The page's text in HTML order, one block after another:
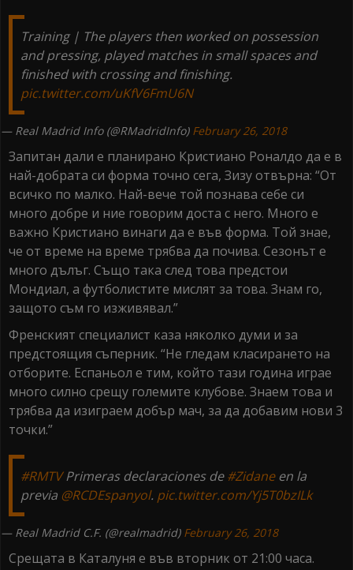
Training | The players then worked on possession
and pressing, played matches in small spaces and
finished with crossing and finishing.
pic.twitter.com/uKfV6FmU6N
— Real Madrid Info (@RMadridInfo) February 26, 2018
Запитан дали е планирано Кристиано Роналдо да е в
най-добрата си форма точно сега, Зизу отвърна: “От
всичко по малко. Най-вече той познава себе си
много добре и ние говорим доста с него. Много е
важно Кристиано винаги да е във форма. Той знае,
че от време на време трябва да почива. Сезонът е
много дълъг. Също така след това предстои
Мондиал, а футболистите мислят за това. Знам го,
защото съм го изживявал.”
Френският специалист каза няколко думи и за
предстоящия съперник. “Не гледам класирането на
отборите. Еспаньол е тим, който тази година играе
много силно срещу големите клубове. Знаем това и
трябва да изиграем добър мач, за да добавим нови 3
точки.”
#RMTVPrimeras declaraciones de#Zidaneen la
previa @RCDEspanyol. pic.twitter.com/Yj5T0bzILk
— Real Madrid C.F. (@realmadrid) February 26, 2018
Срещата в Каталуня е във вторник от 21:00 часа.